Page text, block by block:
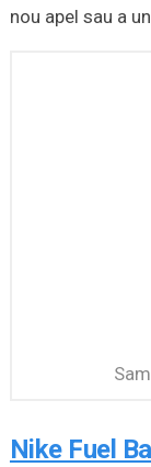
nou apel sau a
Nike Fuel